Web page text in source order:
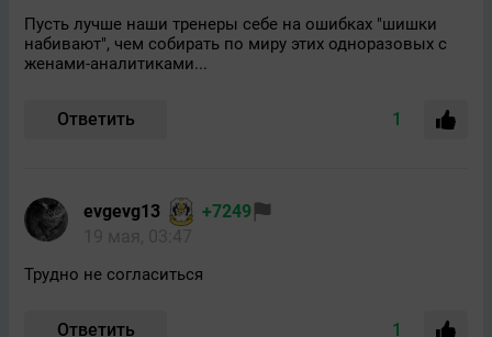
Пусть лучше наши тренеры себе на ошибках "шишки
набивают", чем собирать по миру этих одноразовых с
женами-аналитиками...
Ответить 1
evgevg13
+7249
Трудно не согласиться
Ответить 1